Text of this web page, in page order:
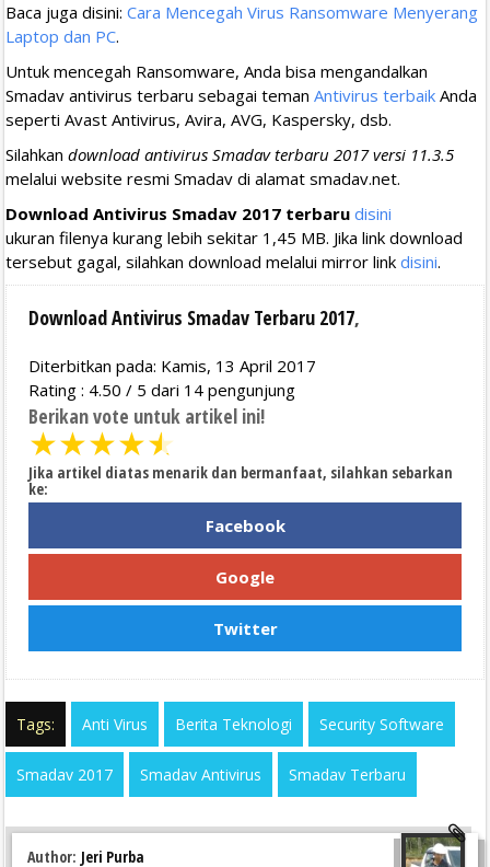
Baca juga disini: Cara Mencegah Virus Ransomware Menyerang
Laptop dan PC.
Untuk mencegah Ransomware, Anda bisa mengandalkan
Smadav antivirus terbaru sebagai teman Antivirus terbaik Anda
seperti Avast Antivirus, Avira, AVG, Kaspersky, dsb.
Silahkan download antivirus Smadav terbaru 2017 versi 11.3.5
melalui website resmi Smadav di alamat smadav.net.
Download Antivirus Smadav 2017 terbaru disini
ukuran filenya kurang lebih sekitar 1,45 MB. Jika link download
tersebut gagal, silahkan download melalui mirror link disini.
Download Antivirus Smadav Terbaru 2017,
Diterbitkan pada: Kamis, 13 April 2017
Rating : 4.50 / 5 dari 14 pengunjung
Berikan vote untuk artikel ini!
★★★★★
Jika artikel diatas menarik dan bermanfaat, silahkan sebarkan
ke:
Facebook
Google
Twitter
Tags: Anti Virus Berita Teknologi Security Software
Smadav 2017 Smadav Antivirus Smadav Terbaru
Author: Jeri Purba